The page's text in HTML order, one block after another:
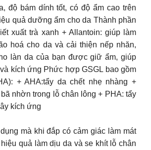
độ bám dính tốt, có độ ẩm cao trên
quả dưỡng ẩm cho da Thành phần
xuất trà xanh + Allantoin: giúp làm
hoá cho da và cải thiện nếp nhăn,
làn da của bạn được giữ ẩm, giúp
kích ứng Phức hợp GSGL bao gồm
+ AHA:tẩy da chết nhẹ nhàng +
nhờn trong lỗ chân lông + PHA: tẩy
kích ứng
mà khi đắp có cảm giác làm mát
quả làm dịu da và se khít lỗ chân